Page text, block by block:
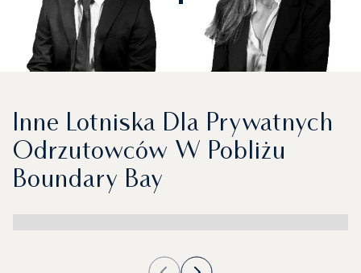
Inne Lotniska Dla Prywatnych
Odrzutowców W Pobliżu
Boundary Bay